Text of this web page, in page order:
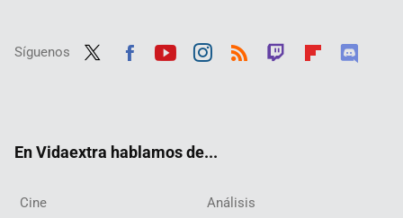
Síguenos
En Vidaextra hablamos de...
Cine Análisis